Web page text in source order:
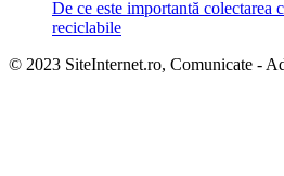
De ce este importantă colectarea
reciclabile
© 2023 SiteInternet.ro, Comunicate -